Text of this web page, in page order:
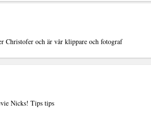
Christofer och är vår klippare och fotograf
Nicks! Tips tips